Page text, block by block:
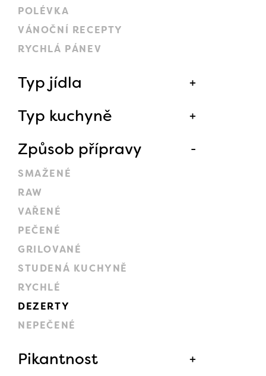
POLÉVKA
VÁNOČNÍ RECEPTY
RYCHLÁ PÁNEV
Typ jídla
Typ kuchyně
Způsob přípravy
SMAŽENÉ
RAW
VAŘENÉ
PEČENÉ
GRILOVANÉ
STUDENÁ KUCHYNĚ
RYCHLÉ
DEZERTY
NEPEČENÉ
Pikantnost